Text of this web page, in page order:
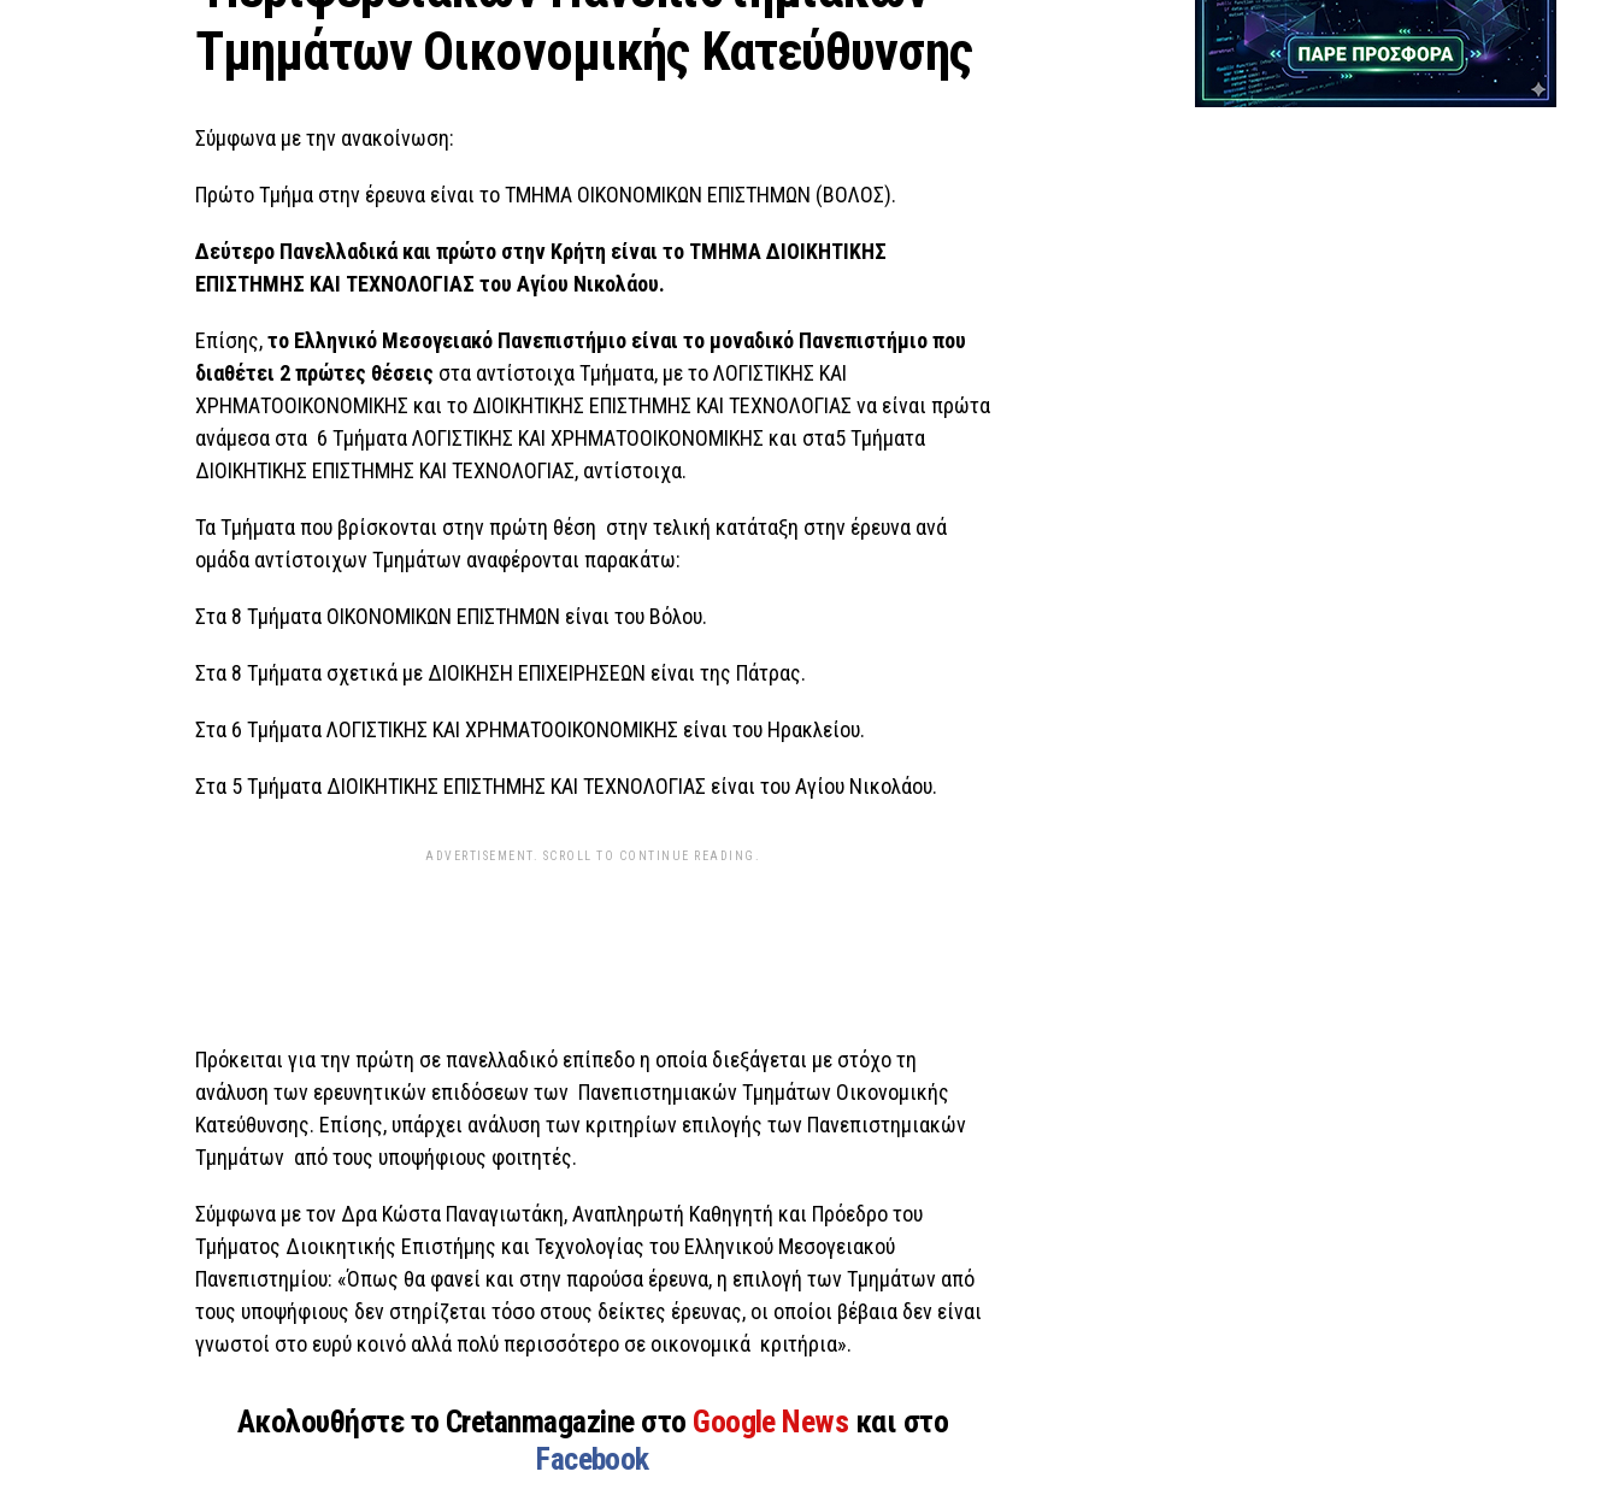
Τμημάτων Οικονομικής Κατεύθυνσης
Σύμφωνα με την ανακοίνωση:
Πρώτο Τμήμα στην έρευνα είναι το ΤΜΗΜΑ ΟΙΚΟΝΟΜΙΚΩΝ ΕΠΙΣΤΗΜΩΝ (ΒΟΛΟΣ).
Δεύτερο Πανελλαδικά και πρώτο στην Κρήτη είναι το ΤΜΗΜΑ ΔΙΟΙΚΗΤΙΚΗΣ
ΕΠΙΣΤΗΜΗΣ ΚΑΙ ΤΕΧΝΟΛΟΓΙΑΣ του Αγίου Νικολάου.
Επίσης,το Ελληνικό Μεσογειακό Πανεπιστήμιο είναι το μοναδικό Πανεπιστήμιο που
διαθέτει 2 πρώτες θέσεις στα αντίστοιχα Τμήματα, με το ΛΟΓΙΣΤΙΚΗΣ ΚΑΙ
ΧΡΗΜΑΤΟΟΙΚΟΝΟΜΙΚΗΣ και το ΔΙΟΙΚΗΤΙΚΗΣ ΕΠΙΣΤΗΜΗΣ ΚΑΙ ΤΕΧΝΟΛΟΓΙΑΣ να είναι πρώτα
ανάμεσα στα 6 Τμήματα ΛΟΓΙΣΤΙΚΗΣ ΚΑΙ ΧΡΗΜΑΤΟΟΙΚΟΝΟΜΙΚΗΣ και στα5 Τμήματα
ΔΙΟΙΚΗΤΙΚΗΣ ΕΠΙΣΤΗΜΗΣ ΚΑΙ ΤΕΧΝΟΛΟΓΙΑΣ, αντίστοιχα.
Τα Τμήματα που βρίσκονται στην πρώτη θέση στην τελική κατάταξη στην έρευνα ανά
ομάδα αντίστοιχων Τμημάτων αναφέρονται παρακάτω:
Στα 8 Τμήματα ΟΙΚΟΝΟΜΙΚΩΝ ΕΠΙΣΤΗΜΩΝ είναι του Βόλου.
Στα 8 Τμήματα σχετικά με ΔΙΟΙΚΗΣΗ ΕΠΙΧΕΙΡΗΣΕΩΝ είναι της Πάτρας.
Στα 6 Τμήματα ΛΟΓΙΣΤΙΚΗΣ ΚΑΙ ΧΡΗΜΑΤΟΟΙΚΟΝΟΜΙΚΗΣ είναι του Ηρακλείου.
Στα 5 Τμήματα ΔΙΟΙΚΗΤΙΚΗΣ ΕΠΙΣΤΗΜΗΣ ΚΑΙ ΤΕΧΝΟΛΟΓΙΑΣ είναι του Αγίου Νικολάου.
ADVERTISEMENT. SCROLL TO CONTINUE READING.
Πρόκειται για την πρώτη σε πανελλαδικό επίπεδο η οποία διεξάγεται με στόχο τη
ανάλυση των ερευνητικών επιδόσεων των Πανεπιστημιακών Τμημάτων Οικονομικής
Κατεύθυνσης. Επίσης, υπάρχει ανάλυση των κριτηρίων επιλογής των Πανεπιστημιακών
Τμημάτων από τους υποψήφιους φοιτητές.
Σύμφωνα με τον Δρα Κώστα Παναγιωτάκη, Αναπληρωτή Καθηγητή και Πρόεδρο του
Τμήματος Διοικητικής Επιστήμης και Τεχνολογίας του Ελληνικού Μεσογειακού
Πανεπιστημίου: «Όπως θα φανεί και στην παρούσα έρευνα, η επιλογή των Τμημάτων από
τους υποψήφιους δεν στηρίζεται τόσο στους δείκτες έρευνας, οι οποίοι βέβαια δεν είναι
γνωστοί στο ευρύ κοινό αλλά πολύ περισσότερο σε οικονομικά κριτήρια».
Ακολουθήστε το Cretanmagazine στο Google News και στο
Facebook